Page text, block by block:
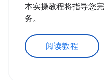
本实操教程将指导您
务。
阅读教程